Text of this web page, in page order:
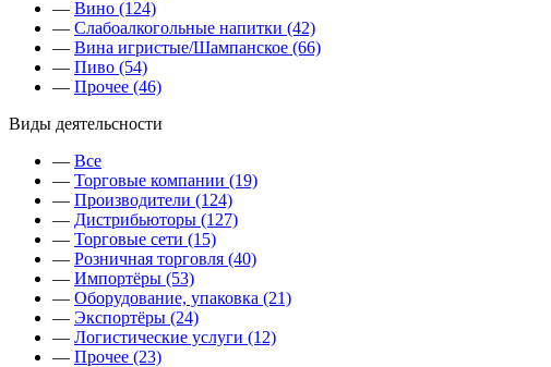
— Вино (124)
— Слабоалкогольные напитки (42)
— Вина игристые/Шампанское (66)
— Пиво (54)
— Прочее (46)
Виды деятельсности
— Все
— Торговые компании (19)
— Производители (124)
— Дистрибьюторы (127)
— Торговые сети (15)
— Розничная торговля (40)
— Импортёры (53)
— Оборудование, упаковка (21)
— Экспортёры (24)
— Логистические услуги (12)
— Прочее (23)